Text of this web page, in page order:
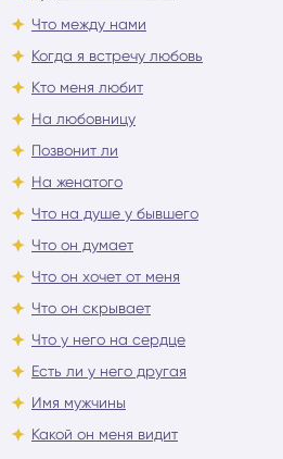
Что между нами
Когда я встречу любовь
Кто меня любит
На любовницу
Позвонит ли
На женатого
Что на душе у бывшего
Что он думает
Что он хочет от меня
Что он скрывает
Что у него на сердце
Есть ли у него другая
Имя мужчины
Какой он меня видит